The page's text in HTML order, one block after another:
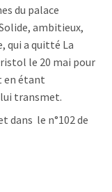
du palace
ambitieux,
qui a quitté La
le 20 mai pour
en étant
lui transmet.
dans le n°102 de